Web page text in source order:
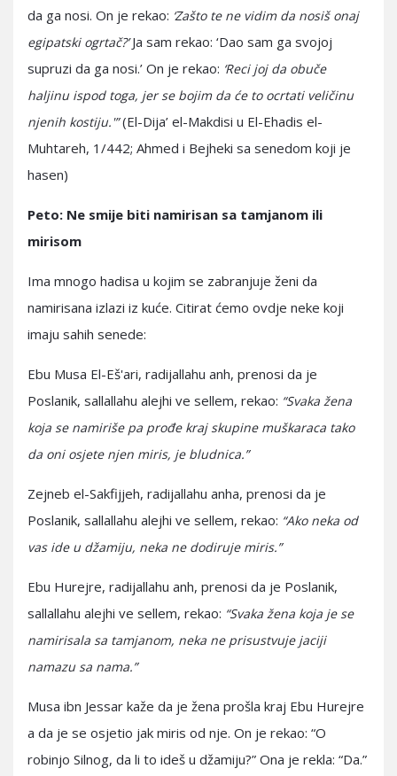
da ga nosi. On je rekao: ‘Zašto te ne vidim da nosiš onaj
egipatski ogrtač?’Ja sam rekao: ‘Dao sam ga svojoj
supruzi da ga nosi.’ On je rekao: ‘Reci joj da obuče
haljinu ispod toga, jer se bojim da će to ocrtati veličinu
njenih kostiju.'”(El-Dija’ el-Makdisi u El-Ehadis el-
Muhtareh, 1/442; Ahmed i Bejheki sa senedom koji je
hasen)
Peto: Ne smije biti namirisan sa tamjanom ili
mirisom
Ima mnogo hadisa u kojim se zabranjuje ženi da
namirisana izlazi iz kuće. Citirat ćemo ovdje neke koji
imaju sahih senede:
Ebu Musa El-Eš'ari, radijallahu anh, prenosi da je
Poslanik, sallallahu alejhi ve sellem, rekao: “Svaka žena
koja se namiriše pa prođe kraj skupine muškaraca tako
da oni osjete njen miris, je bludnica.”
Zejneb el-Sakfijjeh, radijallahu anha, prenosi da je
Poslanik, sallallahu alejhi ve sellem, rekao: “Ako neka od
vas ide u džamiju, neka ne dodiruje miris.”
Ebu Hurejre, radijallahu anh, prenosi da je Poslanik,
sallallahu alejhi ve sellem, rekao: “Svaka žena koja je se
namirisala sa tamjanom, neka ne prisustvuje jaciji
namazu sa nama.”
Musa ibn Jessar kaže da je žena prošla kraj Ebu Hurejre
a da je se osjetio jak miris od nje. On je rekao: “O
robinjo Silnog, da li to ideš u džamiju?” Ona je rekla: “Da.”